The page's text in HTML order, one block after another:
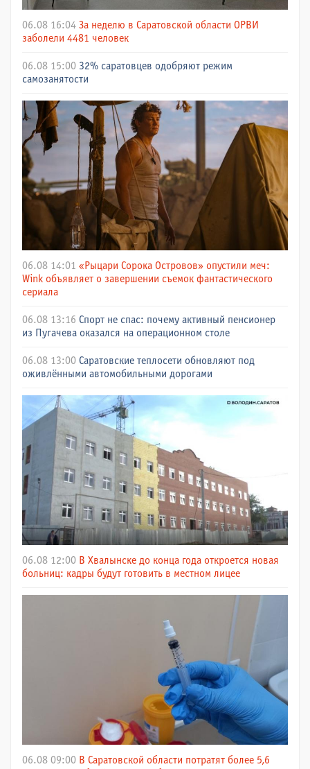
06.08 16:04 За неделю в Саратовской области ОРВИ
заболели 4481 человек
06.08 15:00 32% саратовцев одобряют режим
самозанятости
06.08 14:01 «Рыцари Сорока Островов» опустили меч:
Wink объявляет о завершении съемок фантастического
сериала
06.08 13:16 Спорт не спас: почему активный пенсионер
из Пугачева оказался на операционном столе
06.08 13:00 Саратовские теплосети обновляют под
оживлёнными автомобильными дорогами
06.08 12:00 В Хвалынске до конца года откроется новая
больниц: кадры будут готовить в местном лицее
06.08 09:00 В Саратовской области потратят более 5,6